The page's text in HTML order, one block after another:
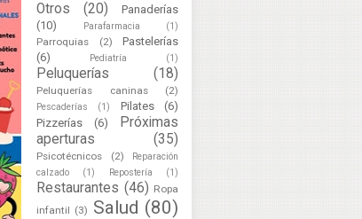
Otros (20)
Panaderías
(10)
Parafarmacia (1)
Parroquias (2)
Pastelerías
(6)
Pediatría (1)
Peluquerías (18)
Peluquerías caninas (2)
Pescaderías (1) Pilates
(6)
Pizzerías
(6)
Próximas
aperturas
(35)
Psicotécnicos (2)
Reparación
calzado
(1) Repostería (1)
Restaurantes (46) Ropa
infantil (3) Salud (80)